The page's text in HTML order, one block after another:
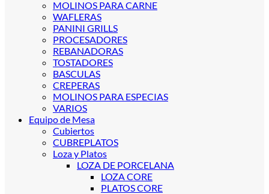
MOLINOS PARA CARNE
WAFLERAS
PANINI GRILLS
PROCESADORES
REBANADORAS
TOSTADORES
BASCULAS
CREPERAS
MOLINOS PARA ESPECIAS
VARIOS
Equipo de Mesa
Cubiertos
CUBREPLATOS
Loza y Platos
LOZA DE PORCELANA
LOZA CORE
PLATOS CORE